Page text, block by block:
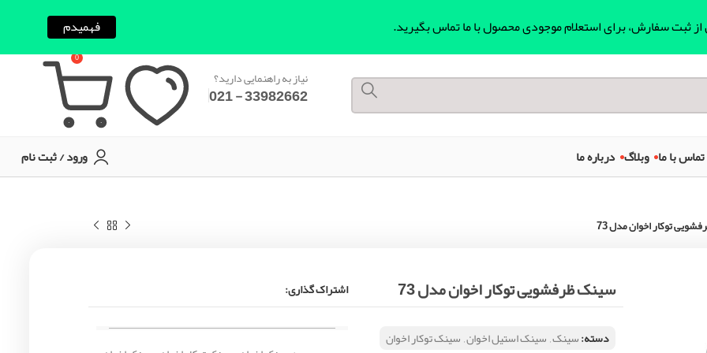
نیاز به راهنمایی دارید؟
33982662 - 021
0
تماس با ما وبلاگ درباره ما ورود / ثبت نام
توکار اخوان مدل 73
سینک ظرفشویی توکار اخوان مدل 73 اشتراک گذاری:
دسته:سینک,سینک استیل اخوان,سینک توکار اخوان
از ثبت سفارش، برای استعلام موجودی محصول با ما تماس بگیرید. فهمیدم